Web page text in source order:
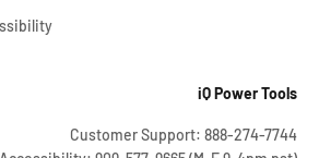
iQ Power Tools
Customer Support: 888-274-7744